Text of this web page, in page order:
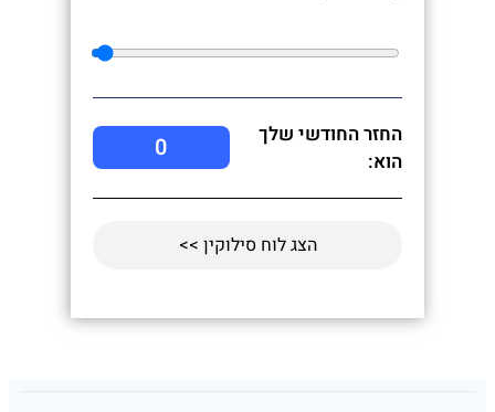
החזר החודשי שלך
הוא:
0
הצג לוח סילוקין >>